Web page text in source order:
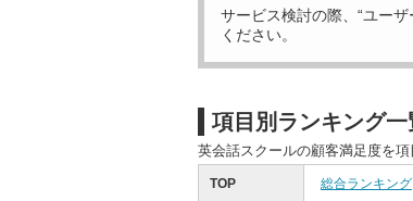
サービス検討の際、“ユー
ください。
項目別ランキング一
英会話スクールの顧客満足度を
TOP 総合ランキング